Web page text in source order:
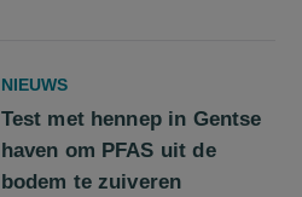
NIEUWS
Test met hennep in Gentse
haven om PFAS uit de
bodem te zuiveren